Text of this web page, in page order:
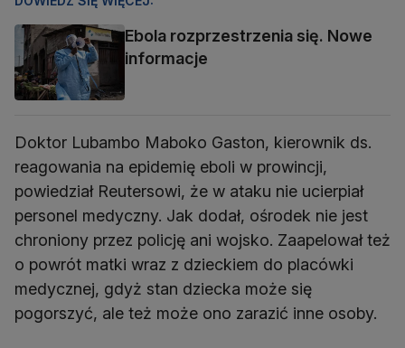
Ebola rozprzestrzenia się. Nowe
informacje
Doktor Lubambo Maboko Gaston, kierownik ds.
reagowania na epidemię eboli w prowincji,
powiedział Reutersowi, że w ataku nie ucierpiał
personel medyczny. Jak dodał, ośrodek nie jest
chroniony przez policję ani wojsko. Zaapelował też
o powrót matki wraz z dzieckiem do placówki
medycznej, gdyż stan dziecka może się
pogorszyć, ale też może ono zarazić inne osoby.